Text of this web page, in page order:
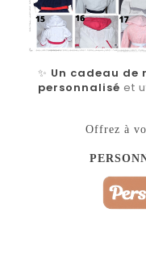
✨ Un cadeau de
personnalisé et
Offrez à